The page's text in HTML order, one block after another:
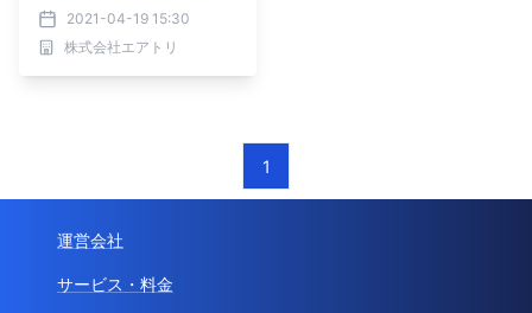
び当社グループ「らくだ倶
楽部」にてシギラセブンマ
イルズリゾートの運営する
2021-04-19 15:30
株式会社エアトリ
1
運営会社
サービス・料金